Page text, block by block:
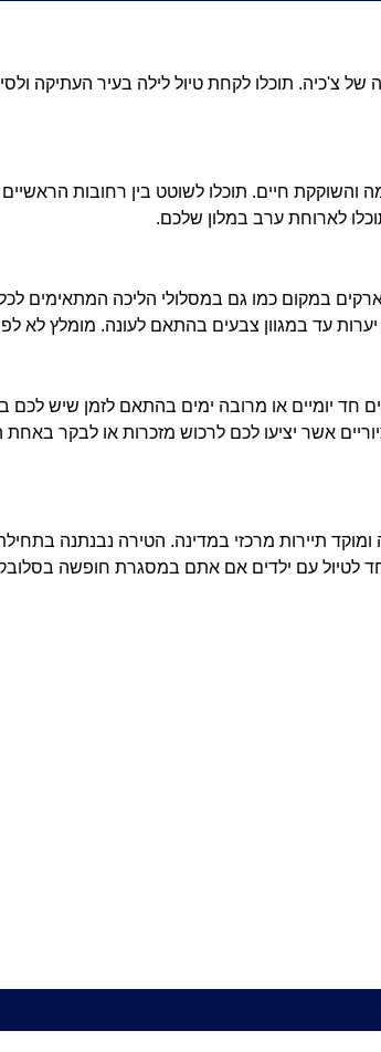
צ'כיה. תוכלו לקחת טיול לילה בעיר העתיקה
חיים. תוכלו לשוטט בין רחובות
לארוחת ערב במלון שלכם.
במקום כמו גם במסלולי הליכה המתאימים
עד במגוון צבעים בהתאם לעונה. מומלץ לא
חד יומיים או מרובה ימים בהתאם לזמן שיש לכם
אשר יציעו לכם לרכוש מזכרות או לבקר
ומוקד תיירות מרכזי במדינה. הטירה נבנתנה
לטיול עם ילדים אם אתם במסגרת חופשה